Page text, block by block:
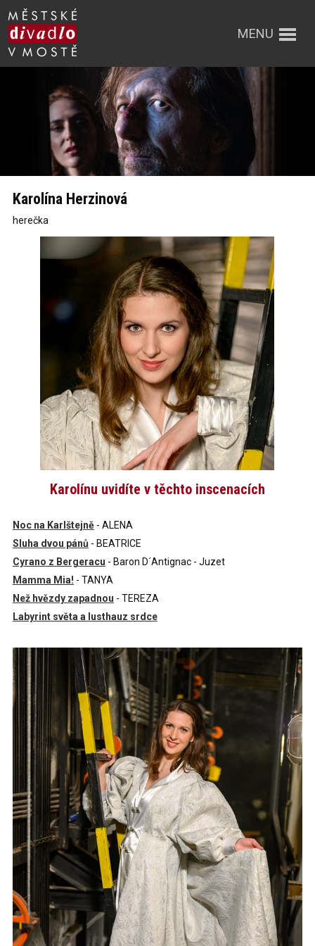
MENU
Karolína Herzinová
herečka
Karolínu uvidíte v těchto inscenacích
Noc na Karlštejně- ALENA
Sluha dvou pánů - BEATRICE
Cyrano z Bergeracu - Baron D´Antignac - Juzet
Mamma Mia! - TANYA
Než hvězdy zapadnou - TEREZA
Labyrint světa a lusthauz srdce